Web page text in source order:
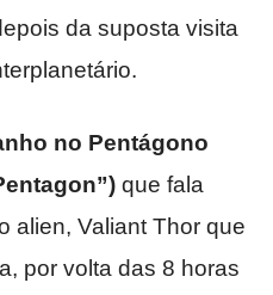
da suposta visita
no Pentágono
que fala
alien, Valiant Thor que
por volta das 8 horas